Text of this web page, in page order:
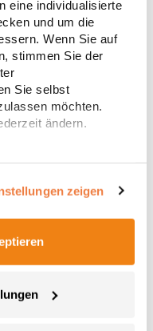
eine individualisierte
und um die
Wenn Sie auf
stimmen Sie der
Sie selbst
möchten.
ändern.
zeigen
/ 30%
/ 33% Polyester / 5%
Herst.-Nr.:
Am Gatherhof 57
Deutschland E-Mail: info@promodoro.de
ab 29,04 € *
*
1/2 Reißverschluss